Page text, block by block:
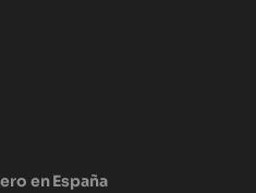
en España